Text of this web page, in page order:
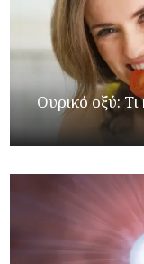
Ουρικό οξύ: